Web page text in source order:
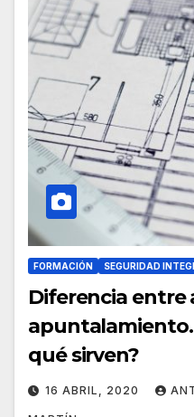
FORMACIÓN SEGURIDAD
Diferencia entre
apuntalamiento.
qué sirven?
16 ABRIL, 2020